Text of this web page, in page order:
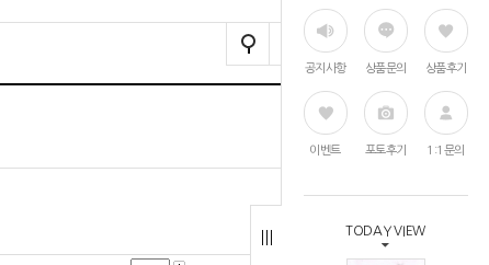
공지사항 상품문의 상품후기
이벤트 포토후기 1:1문의
TODAY VIEW